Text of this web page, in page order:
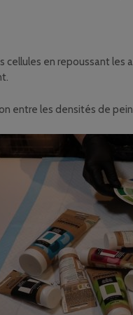
cellules en repoussant
entre les densités de